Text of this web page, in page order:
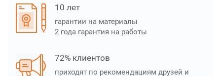
10 лет
гарантии на материалы
2 года гарантия на работы
72% клиентов
приходят по рекомендациям друзей и